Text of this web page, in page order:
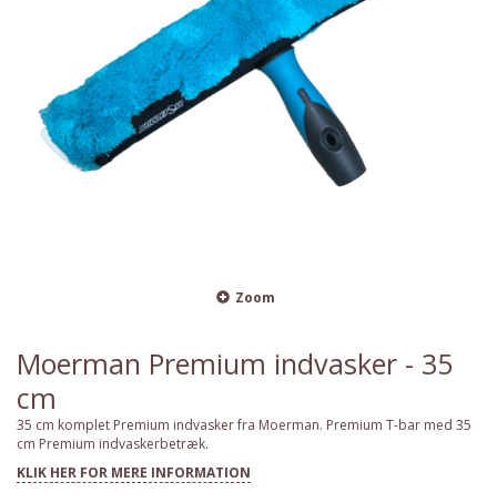
Zoom
Moerman Premium indvasker - 35
cm
35 cm komplet Premium indvasker fra Moerman. Premium T-bar med 35
cm Premium indvaskerbetræk.
KLIK HER FOR MERE INFORMATION